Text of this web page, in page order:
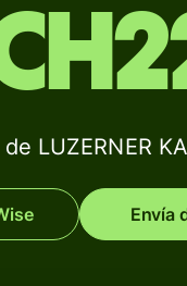
LUZERNER
Envía